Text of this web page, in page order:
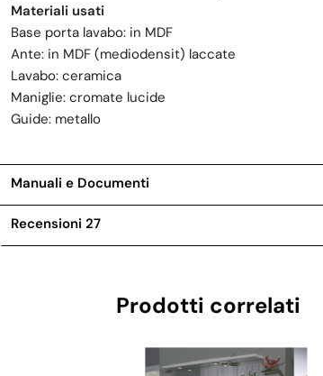
Materiali usati
Base porta lavabo: in MDF
Ante: in MDF (mediodensit) laccate
Lavabo: ceramica
Maniglie: cromate lucide
Guide: metallo
Manuali e Documenti
Recensioni 27
Prodotti correlati